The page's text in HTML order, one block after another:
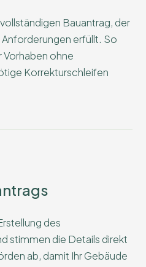
Bauantrag, der
erfüllt. So
Vorhaben ohne
Korrekturschleifen
des
stimmen die Details direkt
ab, damit Ihr Gebäude